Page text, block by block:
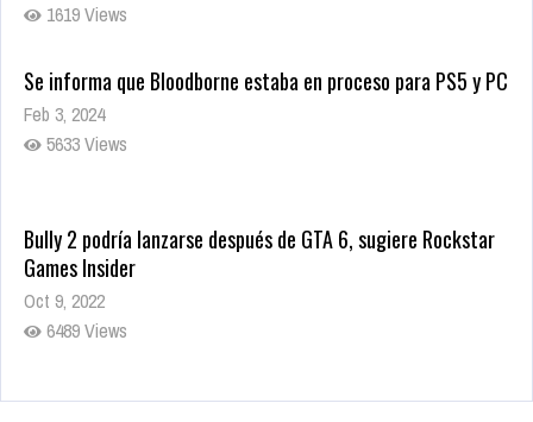
1619 Views
Se informa que Bloodborne estaba en proceso para PS5 y PC
Feb 3, 2024
5633 Views
Bully 2 podría lanzarse después de GTA 6, sugiere Rockstar
Games Insider
Oct 9, 2022
6489 Views
Rumor: Se filtran los primeros detalles de Resident Evil 9